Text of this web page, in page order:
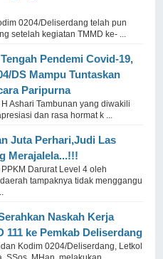
0204/Deliserdang telah pun
setelah kegiatan TMMD ke- ...
Pendemi Covid-19,
DS Mampu Tuntaskan
Paripurna
Ashari Tambunan yang diwakili
dan rasa hormat k ...
Juta Perhari,Judi Las
Merajalela...!!!
Darurat Level 4 oleh
tampaknya tidak menggangu
Naskah Kerja
111 ke Pemkab Deliserdang
Kodim 0204/Deliserdang, Letkol